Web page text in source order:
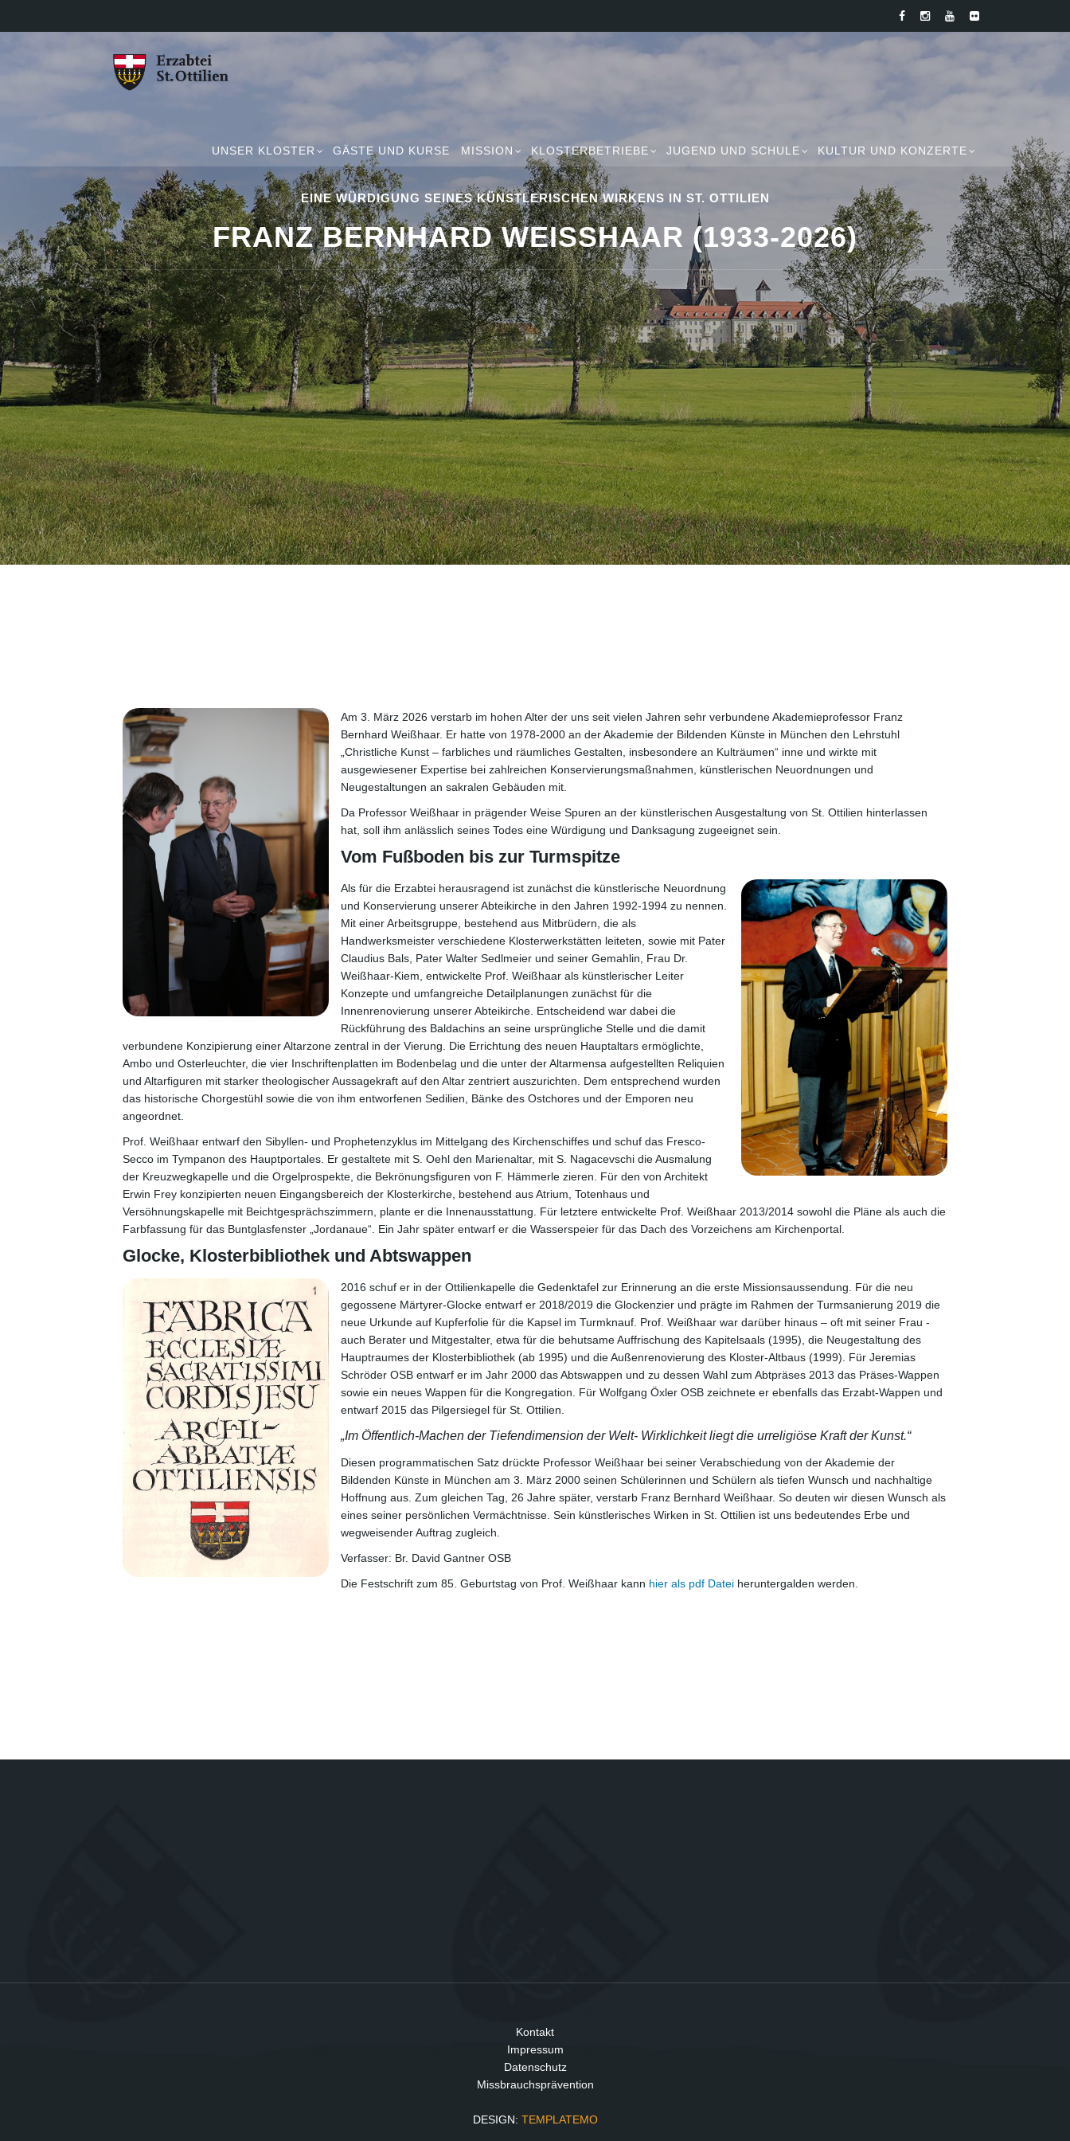
UNSER KLOSTER GÄSTE UND KURSE MISSION KLOSTERBETRIEBE JUGEND UND SCHULE KULTUR UND KONZERTE
EINE WÜRDIGUNG SEINES KÜNSTLERISCHEN WIRKENS IN ST. OTTILIEN
FRANZ BERNHARD WEISSHAAR (1933-2026)
Am 3. März 2026 verstarb im hohen Alter der uns seit vielen Jahren sehr verbundene Akademieprofessor Franz
Bernhard Weißhaar. Er hatte von 1978-2000 an der Akademie der Bildenden Künste in München den Lehrstuhl
„Christliche Kunst – farbliches und räumliches Gestalten, insbesondere an Kulträumen“ inne und wirkte mit
ausgewiesener Expertise bei zahlreichen Konservierungsmaßnahmen, künstlerischen Neuordnungen und
Neugestaltungen an sakralen Gebäuden mit.
Da Professor Weißhaar in prägender Weise Spuren an der künstlerischen Ausgestaltung von St. Ottilien hinterlassen
hat, soll ihm anlässlich seines Todes eine Würdigung und Danksagung zugeeignet sein.
Vom Fußboden bis zur Turmspitze
Als für die Erzabtei herausragend ist zunächst die künstlerische Neuordnung
und Konservierung unserer Abteikirche in den Jahren 1992-1994 zu nennen.
Mit einer Arbeitsgruppe, bestehend aus Mitbrüdern, die als
Handwerksmeister verschiedene Klosterwerkstätten leiteten, sowie mit Pater
Claudius Bals, Pater Walter Sedlmeier und seiner Gemahlin, Frau Dr.
Weißhaar-Kiem, entwickelte Prof. Weißhaar als künstlerischer Leiter
Konzepte und umfangreiche Detailplanungen zunächst für die
Innenrenovierung unserer Abteikirche. Entscheidend war dabei die
Rückführung des Baldachins an seine ursprüngliche Stelle und die damit
verbundene Konzipierung einer Altarzone zentral in der Vierung. Die Errichtung des neuen Hauptaltars ermöglichte,
Ambo und Osterleuchter, die vier Inschriftenplatten im Bodenbelag und die unter der Altarmensa aufgestellten Reliquien
und Altarfiguren mit starker theologischer Aussagekraft auf den Altar zentriert auszurichten. Dem entsprechend wurden
das historische Chorgestühl sowie die von ihm entworfenen Sedilien, Bänke des Ostchores und der Emporen neu
angeordnet.
Prof. Weißhaar entwarf den Sibyllen- und Prophetenzyklus im Mittelgang des Kirchenschiffes und schuf das Fresco-
Secco im Tympanon des Hauptportales. Er gestaltete mit S. Oehl den Marienaltar, mit S. Nagacevschi die Ausmalung
der Kreuzwegkapelle und die Orgelprospekte, die Bekrönungsfiguren von F. Hämmerle zieren. Für den von Architekt
Erwin Frey konzipierten neuen Eingangsbereich der Klosterkirche, bestehend aus Atrium, Totenhaus und
Versöhnungskapelle mit Beichtgesprächszimmern, plante er die Innenausstattung. Für letztere entwickelte Prof. Weißhaar 2013/2014 sowohl die Pläne als auch die
Farbfassung für das Buntglasfenster „Jordanaue“. Ein Jahr später entwarf er die Wasserspeier für das Dach des Vorzeichens am Kirchenportal.
Glocke, Klosterbibliothek und Abtswappen
2016 schuf er in der Ottilienkapelle die Gedenktafel zur Erinnerung an die erste Missionsaussendung. Für die neu
gegossene Märtyrer-Glocke entwarf er 2018/2019 die Glockenzier und prägte im Rahmen der Turmsanierung 2019 die
neue Urkunde auf Kupferfolie für die Kapsel im Turmknauf. Prof. Weißhaar war darüber hinaus – oft mit seiner Frau -
auch Berater und Mitgestalter, etwa für die behutsame Auffrischung des Kapitelsaals (1995), die Neugestaltung des
Hauptraumes der Klosterbibliothek (ab 1995) und die Außenrenovierung des Kloster-Altbaus (1999). Für Jeremias
Schröder OSB entwarf er im Jahr 2000 das Abtswappen und zu dessen Wahl zum Abtpräses 2013 das Präses-Wappen
sowie ein neues Wappen für die Kongregation. Für Wolfgang Öxler OSB zeichnete er ebenfalls das Erzabt-Wappen und
entwarf 2015 das Pilgersiegel für St. Ottilien.
„Im Öffentlich-Machen der Tiefendimension der Welt- Wirklichkeit liegt die urreligiöse Kraft der Kunst.“
Diesen programmatischen Satz drückte Professor Weißhaar bei seiner Verabschiedung von der Akademie der
Bildenden Künste in München am 3. März 2000 seinen Schülerinnen und Schülern als tiefen Wunsch und nachhaltige
Hoffnung aus. Zum gleichen Tag, 26 Jahre später, verstarb Franz Bernhard Weißhaar. So deuten wir diesen Wunsch als
eines seiner persönlichen Vermächtnisse. Sein künstlerisches Wirken in St. Ottilien ist uns bedeutendes Erbe und
wegweisender Auftrag zugleich.
Verfasser: Br. David Gantner OSB
Die Festschrift zum 85. Geburtstag von Prof. Weißhaar kann hier als pdf Datei heruntergalden werden.
Kontakt
Impressum
Datenschutz
Missbrauchsprävention
DESIGN: TEMPLATEMO